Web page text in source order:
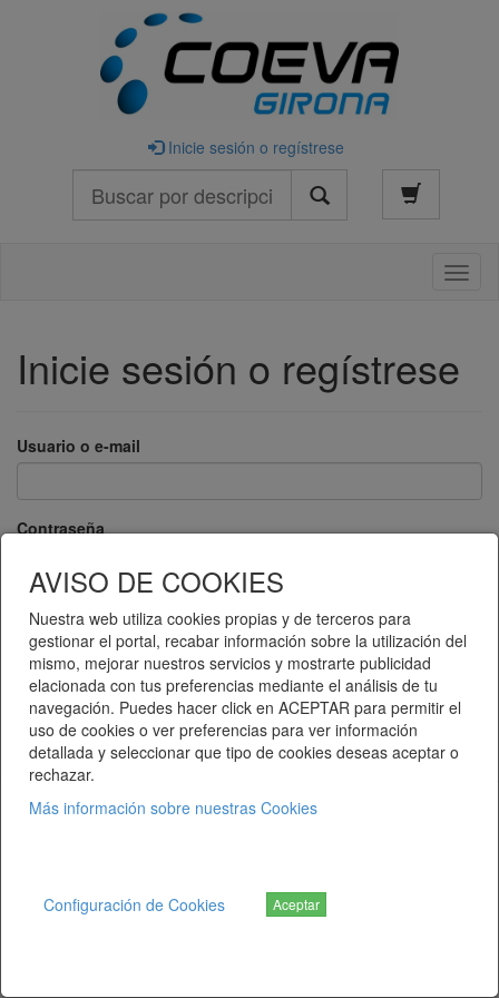
Inicie sesión o regístrese
Inicie sesión o regístrese
Usuario o e-mail
Contraseña
Recuérdame
Entrar Regístrese
¿Ha olvidado su contraseña?
Telematel eCommerce v14.3.38 © 2026
AVISO DE COOKIES
Nuestra web utiliza cookies propias y de terceros para
gestionar el portal, recabar información sobre la utilización del
mismo, mejorar nuestros servicios y mostrarte publicidad
elacionada con tus preferencias mediante el análisis de tu
navegación. Puedes hacer click en ACEPTAR para permitir el
uso de cookies o ver preferencias para ver información
detallada y seleccionar que tipo de cookies deseas aceptar o
rechazar.
Más información sobre nuestras Cookies
Configuración de Cookies Aceptar